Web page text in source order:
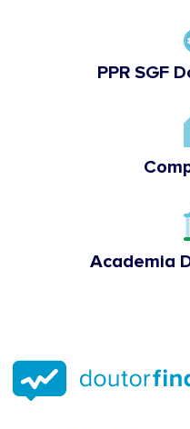
PPR SGF
Academia